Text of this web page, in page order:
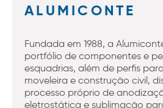
ALUMICONTE
Fundada em 1988, a
portfólio de componentes e
esquadrias, além de perfis
moveleira e construção civil,
processo próprio de
eletrostática e sublimação